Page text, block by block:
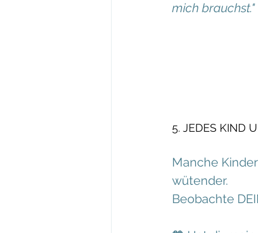
mich brauchst."
5. JEDES KIND
Manche
wütender.
Beobachte